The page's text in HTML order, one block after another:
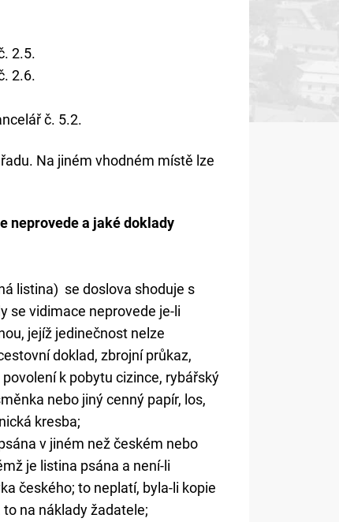
2.5.
2.6.
č. 5.2.
Na jiném vhodném místě lze
neprovede a jaké doklady
listina) se doslova shoduje s
se vidimace neprovede je-li
jejíž jedinečnost nelze
doklad, zbrojní průkaz,
k pobytu cizince, rybářský
nebo jiný cenný papír, los,
kresba;
v jiném než českém nebo
je listina psána a není-li
českého; to neplatí, byla-li kopie
na náklady žadatele;